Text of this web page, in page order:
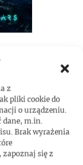
z
pliki cookie do
o urządzeniu.
dane, m.in.
Brak wyrażenia
się z